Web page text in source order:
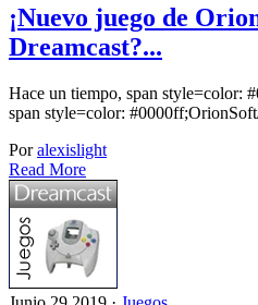
¡Nuevo juego de
Dreamcast?...
Hace un tiempo, span style=color:
span style=color:
Poralexislight
Read More